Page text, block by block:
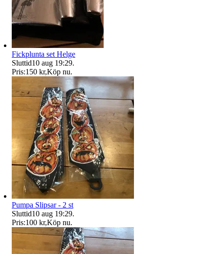
Fickplunta set Helge
Sluttid10 aug 19:29.
Pris:150 kr,Köp nu.
Pumpa Slipsar - 2 st
Sluttid10 aug 19:29.
Pris:100 kr,Köp nu.